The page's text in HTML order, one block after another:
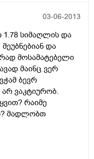
03-06-2013
სიმაღლის და
და
მოსამატებელი
მაინც ვერ
ბევრ
ვაკტიურობ.
რაიმე
მადლობთ